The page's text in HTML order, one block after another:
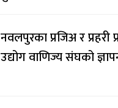
नवलपुरका प्रजिअ र प्रहरी
उद्योग वाणिज्य संघको